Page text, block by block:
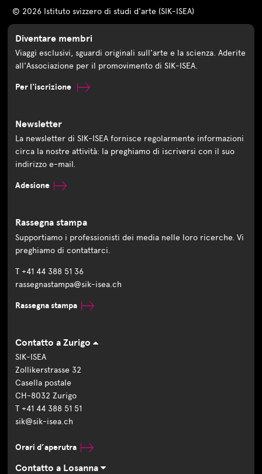
© 2026 Istituto svizzero di studi d'arte (SIK-ISEA)
Diventare membri
Viaggi esclusivi, sguardi originali sull'arte e la scienza. Aderite
all'Associazione per il promovimento di SIK-ISEA.
Per l'iscrizione
Newsletter
La newsletter di SIK-ISEA fornisce regolarmente informazioni
circa la nostre attività: la preghiamo di iscriversi con il suo
indirizzo e-mail.
Adesione
Rassegna stampa
Supportiamo i professionisti dei media nelle loro ricerche. Vi
preghiamo di contattarci.
T +41 44 388 51 36
rassegnastampa@sik-isea.ch
Rassegna stampa
Contatto a Zurigo
SIK-ISEA
Zollikerstrasse 32
Casella postale
CH-8032 Zurigo
T +41 44 388 51 51
sik@sik-isea.ch
Orari d’aperutra
Contatto a Losanna